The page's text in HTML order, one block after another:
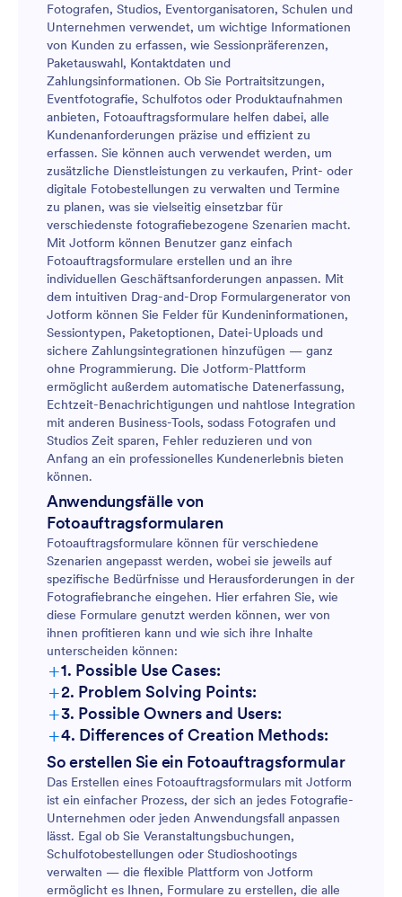
Fotografen, Studios, Eventorganisatoren, Schulen und
Unternehmen verwendet, um wichtige Informationen
von Kunden zu erfassen, wie Sessionpräferenzen,
Paketauswahl, Kontaktdaten und
Zahlungsinformationen. Ob Sie Portraitsitzungen,
Eventfotografie, Schulfotos oder Produktaufnahmen
anbieten, Fotoauftragsformulare helfen dabei, alle
Kundenanforderungen präzise und effizient zu
erfassen. Sie können auch verwendet werden, um
zusätzliche Dienstleistungen zu verkaufen, Print- oder
digitale Fotobestellungen zu verwalten und Termine
zu planen, was sie vielseitig einsetzbar für
verschiedenste fotografiebezogene Szenarien macht.
Mit Jotform können Benutzer ganz einfach
Fotoauftragsformulare erstellen und an ihre
individuellen Geschäftsanforderungen anpassen. Mit
dem intuitiven Drag-and-Drop Formulargenerator von
Jotform können Sie Felder für Kundeninformationen,
Sessiontypen, Paketoptionen, Datei-Uploads und
sichere Zahlungsintegrationen hinzufügen — ganz
ohne Programmierung. Die Jotform-Plattform
ermöglicht außerdem automatische Datenerfassung,
Echtzeit-Benachrichtigungen und nahtlose Integration
mit anderen Business-Tools, sodass Fotografen und
Studios Zeit sparen, Fehler reduzieren und von
Anfang an ein professionelles Kundenerlebnis bieten
können.
Anwendungsfälle von
Fotoauftragsformularen
Fotoauftragsformulare können für verschiedene
Szenarien angepasst werden, wobei sie jeweils auf
spezifische Bedürfnisse und Herausforderungen in der
Fotografiebranche eingehen. Hier erfahren Sie, wie
diese Formulare genutzt werden können, wer von
ihnen profitieren kann und wie sich ihre Inhalte
unterscheiden können:
+1. Possible Use Cases:
Event-Fotografie-Buchungen:
Schul- oder Sportfotografie:
Portrait- oder Studioaufnahmen:
+2. Problem Solving Points:
+3. Possible Owners and Users:
+4. Differences of Creation Methods:
Veranstaltungsbuchungen:
Schulfotografie:
Produktfotografie:
So erstellen Sie ein Fotoauftragsformular
Das Erstellen eines Fotoauftragsformulars mit Jotform
ist ein einfacher Prozess, der sich an jedes Fotografie-
Unternehmen oder jeden Anwendungsfall anpassen
lässt. Egal ob Sie Veranstaltungsbuchungen,
Schulfotobestellungen oder Studioshootings
verwalten — die flexible Plattform von Jotform
ermöglicht es Ihnen, Formulare zu erstellen, die alle